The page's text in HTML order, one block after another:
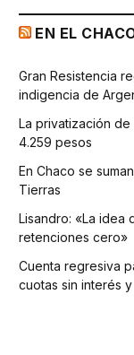
EN EL
Gran Resistencia
indigencia de
La privatización
4.259 pesos
En Chaco se
Tierras
Lisandro: «La idea
retenciones cero»
Cuenta regresiva
cuotas sin interés